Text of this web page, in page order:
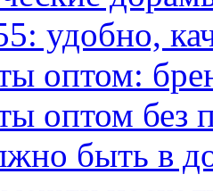
удобно,
оптом:
оптом без
быть в